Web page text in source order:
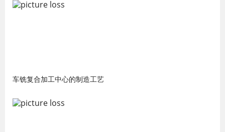
车铣复合加工中心的制造工艺